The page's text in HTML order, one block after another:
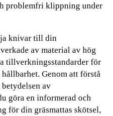
problemfri klippning under
knivar till din
av material av hög
tillverkningsstandarder för
Genom att förstå
av
göra en informerad och
för din gräsmattas skötsel,